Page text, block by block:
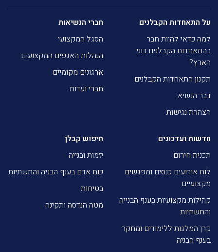
על התאחדות הקבלנים
למה כדאי להיות חבר
בהתאחדות הקבלנים בוני
הארץ?
תקנון התאחדות הקבלנים
דבר הנשיא
הצהרת נגישות
חברי הנשיאות
הסגל המקצועי
הנהלות האגפים המקצועים
ארגונים מקומיים
חברי ועדות
חדשות ועדכונים
תכנית חירום
לוח אירועים כנסים ומפגשים
מקצועיים
קהילות מקצועיות בענף הבנייה
והתשתיות
קרן המלגות ללימודים ומחקר
בענף הבניה
חיפוש קבלן
יזמות ובנייה
כוח אדם בענף הבניה והתשתיות
בטיחות
מטה הנדסה ותקינה